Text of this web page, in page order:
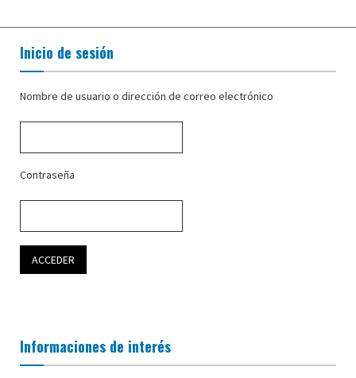
Inicio de sesión
Nombre de usuario o dirección de correo electrónico
Contraseña
Informaciones de interés